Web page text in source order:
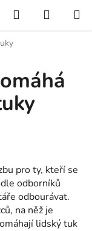
Hledat
KOŠÍK
pro ty, kteří se
odborníků
odbourávat.
na něž je
lidský tuk